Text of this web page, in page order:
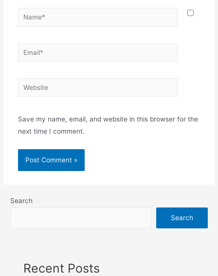
Name*
Email*
Website
Save my name, email, and website in this browser for the
next time I comment.
Search
Search
Recent Posts